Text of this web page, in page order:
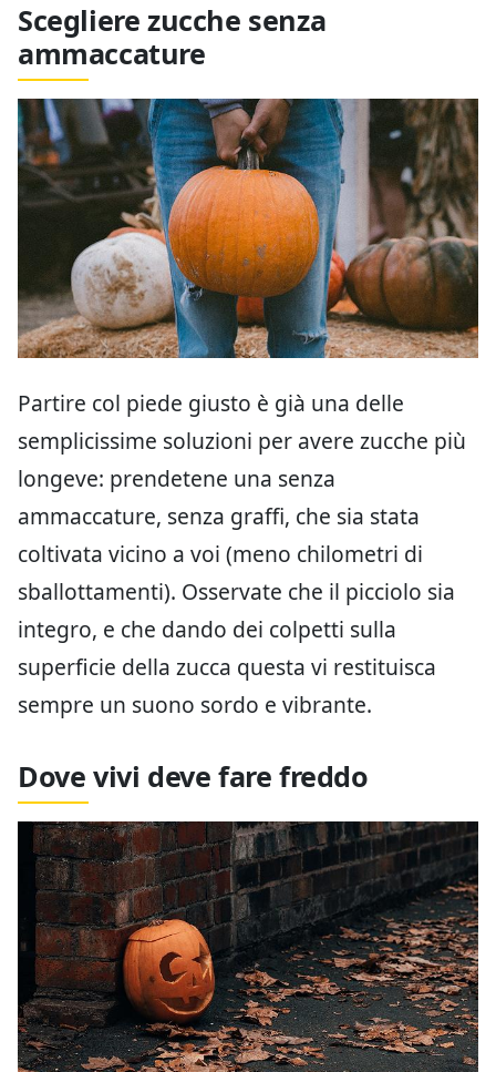
Scegliere zucche senza
ammaccature
Partire col piede giusto è già una delle
semplicissime soluzioni per avere zucche più
longeve: prendetene una senza
ammaccature, senza graffi, che sia stata
coltivata vicino a voi (meno chilometri di
sballottamenti). Osservate che il picciolo sia
integro, e che dando dei colpetti sulla
superficie della zucca questa vi restituisca
sempre un suono sordo e vibrante.
Dove vivi deve fare freddo